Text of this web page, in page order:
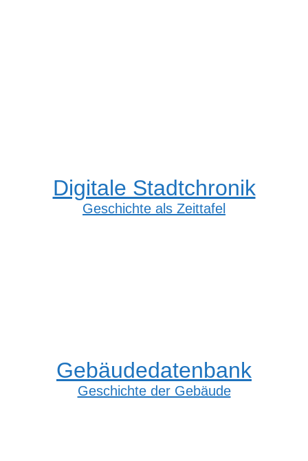
Digitale Stadtchronik
Geschichte als Zeittafel
Gebäudedatenbank
Geschichte der Gebäude